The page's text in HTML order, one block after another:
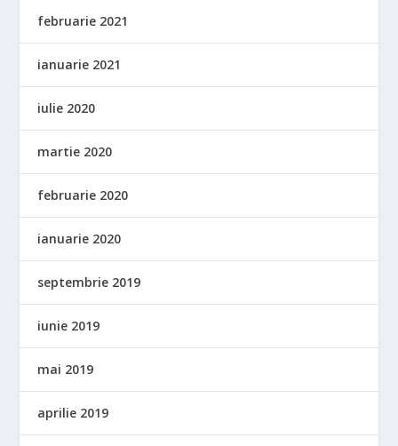
februarie 2021
ianuarie 2021
iulie 2020
martie 2020
februarie 2020
ianuarie 2020
septembrie 2019
iunie 2019
mai 2019
aprilie 2019